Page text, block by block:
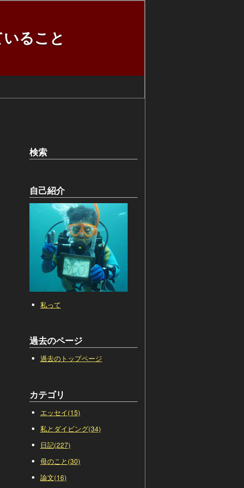
ること
検索
自己紹介
私って
過去のページ
過去のトップページ
カテゴリ
エッセイ(15)
私とダイビング(34)
日記(227)
母のこと(30)
論文(16)